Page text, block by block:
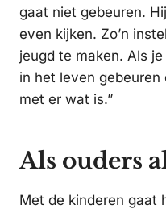
gaat niet gebeuren.
even kijken. Zo’n
jeugd te maken. Als
in het leven
met er wat is.”
Als ouders
Met de kinderen gaat